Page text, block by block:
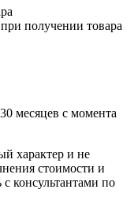
получении товара
месяцев с момента
характер и не
стоимости и
с консультантами по